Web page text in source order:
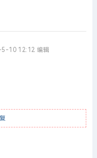
5-10 12:12 编辑